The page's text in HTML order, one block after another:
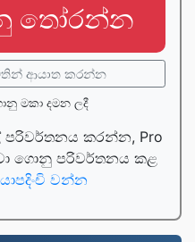
තෝරන්න
ආයාත කරන්න
මකා දමන ලදී
පරිවර්තනය කරන්න, Pro
ගොනු පරිවර්තනය කළ
වන්න